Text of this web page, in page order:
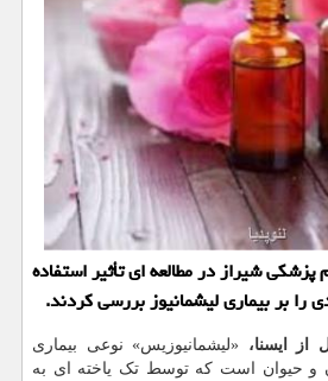
شیراز در مطالعه ای تأثیر استفاده
بر بیماری لیشمانیوز بررسی کردند.
از ایسنا، «لیشمانیوزیس» نوعی بیماری
و حیوان است که توسط تک یاخته ای به